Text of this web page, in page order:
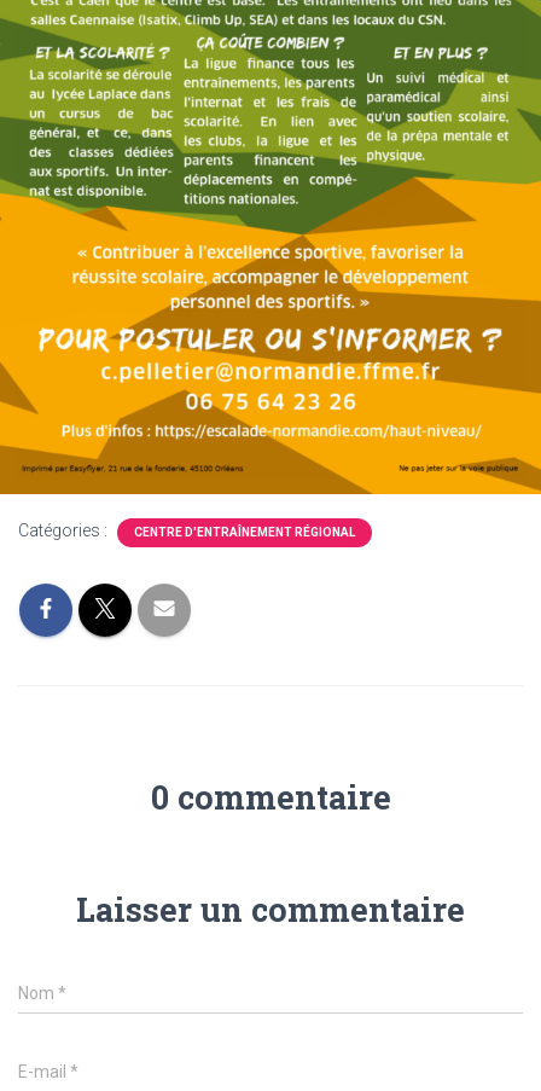
Catégories : CENTRE D'ENTRAÎNEMENT RÉGIONAL
0 commentaire
Laisser un commentaire
Nom *
E-mail *